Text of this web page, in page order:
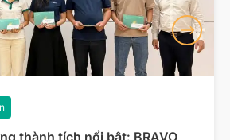
thành tích nổi bật: BRAVO